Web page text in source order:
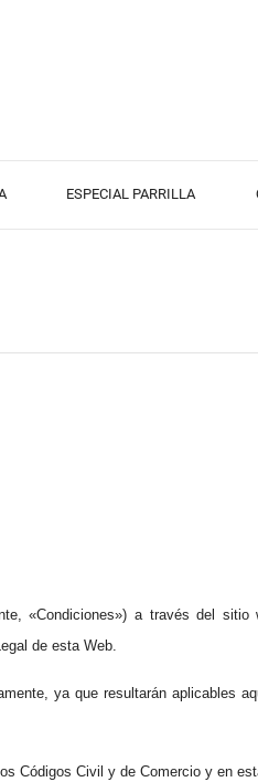
ESPECIAL PARRILLA
«Condiciones») a través del sitio
de esta Web.
ya que resultarán aplicables
Códigos Civil y de Comercio y en